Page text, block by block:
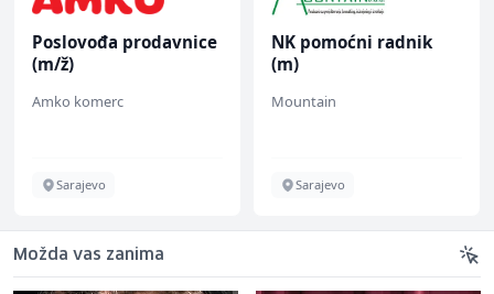
Poslovođa prodavnice
(m/ž)
Amko komerc
Sarajevo
NK pomoćni radnik
(m)
Mountain
Sarajevo
Možda vas zanima